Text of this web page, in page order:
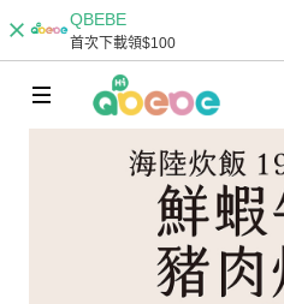
QBEBE
首次下載領$100